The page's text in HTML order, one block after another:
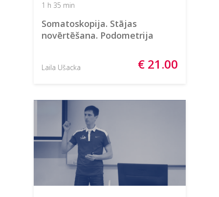
1 h 35 min
Somatoskopija. Stājas
novērtēšana. Podometrija
Laila Ušacka € 21.00